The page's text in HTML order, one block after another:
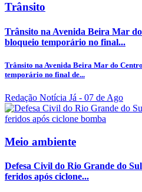
Trânsito
Trânsito na Avenida Beira Mar
bloqueio temporário no final...
Trânsito na Avenida Beira Mar do
temporário no final de...
Redação Notícia Já - 07 de Ago
Meio ambiente
Defesa Civil do Rio Grande do
feridos após ciclone...